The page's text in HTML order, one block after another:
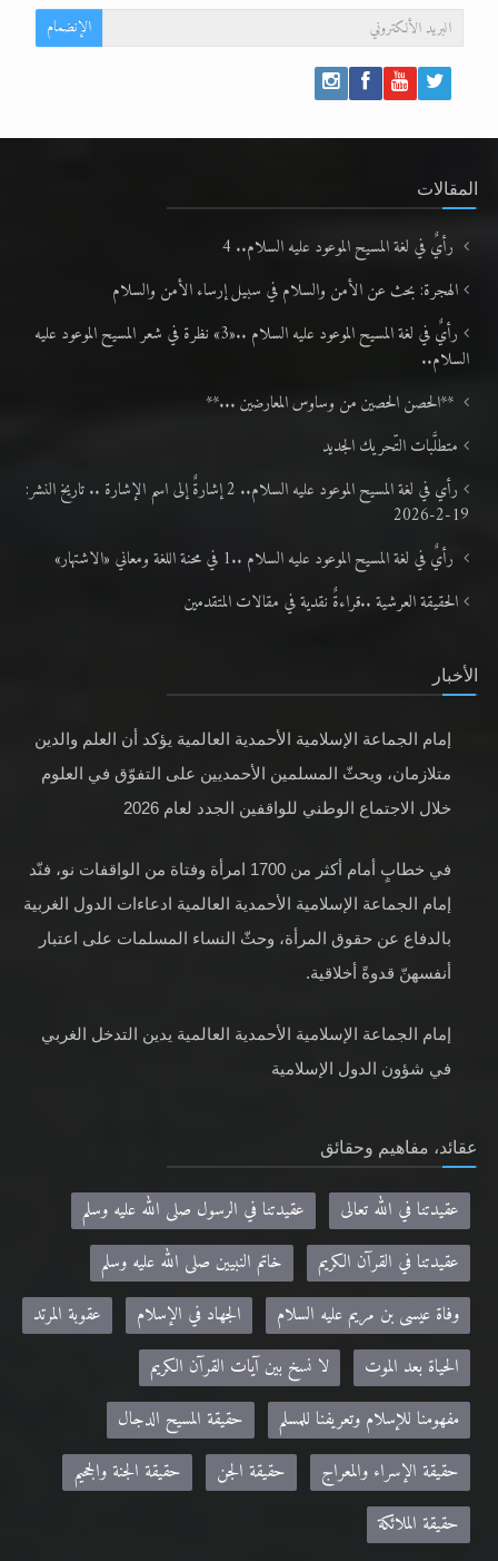
الإنضمام
المقالات
رأيٌ في لغة المسيح الموعود عليه السلام.. 4
الهجرة: بحث عن الأمن والسلام في سبيل إرساء الأمن والسلام
رأيٌ في لغة المسيح الموعود عليه السلام ..«3» نظرة في شعر المسيح الموعود عليه
السلام..
**الحصن الحصين من وساوس المعارضين ...**
متطلَّبات التّحريك الجديد
رأي في لغة المسيح الموعود عليه السلام.. 2 إشارةٌ إلى اسم الإشارة .. تاريخ النشر:
19-2-2026
رأيٌ في لغة المسيح الموعود عليه السلام ..1 في محنة اللغة ومعاني «الاشتهار»
الحقيقة العرشية ..قراءةٌ نقدية في مقالات المتقدمين
الأخبار
إمام الجماعة الإسلامية الأحمدية العالمية يؤكد أن العلم والدين
متلازمان، ويحثّ المسلمين الأحمديين على التفوّق في العلوم
خلال الاجتماع الوطني للواقفين الجدد لعام 2026
في خطابٍ أمام أكثر من 1700 امرأة وفتاة من الواقفات نو، فنّد
إمام الجماعة الإسلامية الأحمدية العالمية ادعاءات الدول الغربية
بالدفاع عن حقوق المرأة، وحثّ النساء المسلمات على اعتبار
أنفسهنّ قدوةً أخلاقية.
إمام الجماعة الإسلامية الأحمدية العالمية يدين التدخل الغربي
في شؤون الدول الإسلامية
عقائد، مفاهيم وحقائق
عقيدتنا في الله تعالى
عقيدتنا في الرسول صلى الله عليه وسلم
عقيدتنا في القرآن الكريم
خاتم النبيين صلى الله عليه وسلم
وفاة عيسى بن مريم عليه السلام
الجهاد في الإسلام
عقوبة المرتد
الحياة بعد الموت
لا نسخ بين آيات القرآن الكريم
مفهومنا للإسلام وتعريفنا للمسلم
حقيقة المسيح الدجال
حقيقة الإسراء والمعراج
حقيقة الجن
حقيقة الجنة والجحيم
حقيقة الملائكة